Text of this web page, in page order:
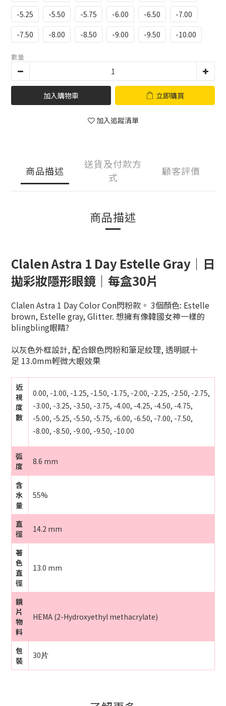
-5.25
-5.50 -5.75 -6.00 -6.50
-7.00
-7.50
-8.00 -8.50 -9.00 -9.50 -10.00
數量
加入購物車 立即購買
加入追蹤清單
商品描述
送貨及付款方
式
顧客評價
商品描述
Clalen Astra 1 Day Estelle Gray｜日
拋彩妝隱形眼鏡｜每盒30片
Clalen Astra 1 Day Color Con閃粉款。 3個顏色: Estelle
brown, Estelle gray, Glitter. 想擁有像韓國女神一樣的
blingbling眼睛?
以灰色外框設計, 配合銀色閃粉和筆足紋理, 透明感十
足 13.0mm輕微大眼效果
近
視
度
數
0.00, -1.00, -1.25, -1.50, -1.75, -2.00, -2.25, -2.50, -2.75,
-3.00, -3.25, -3.50, -3.75, -4.00, -4.25, -4.50, -4.75,
-5.00, -5.25, -5.50, -5.75, -6.00, -6.50, -7.00, -7.50,
-8.00, -8.50, -9.00, -9.50, -10.00
弧
度
8.6 mm
含
水
量
55%
直
徑
14.2 mm
著
色
直
徑
13.0 mm
鏡
片
物
料
HEMA (2-Hydroxyethyl methacrylate)
包
裝
30片